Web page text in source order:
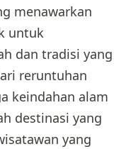
menawarkan
untuk
dan tradisi yang
reruntuhan
keindahan alam
destinasi yang
yang